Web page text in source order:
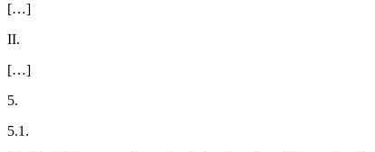
[…]
II.
[…]
5.
5.1.